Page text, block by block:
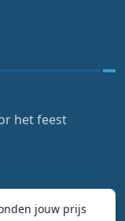
het feest
jouw prijs